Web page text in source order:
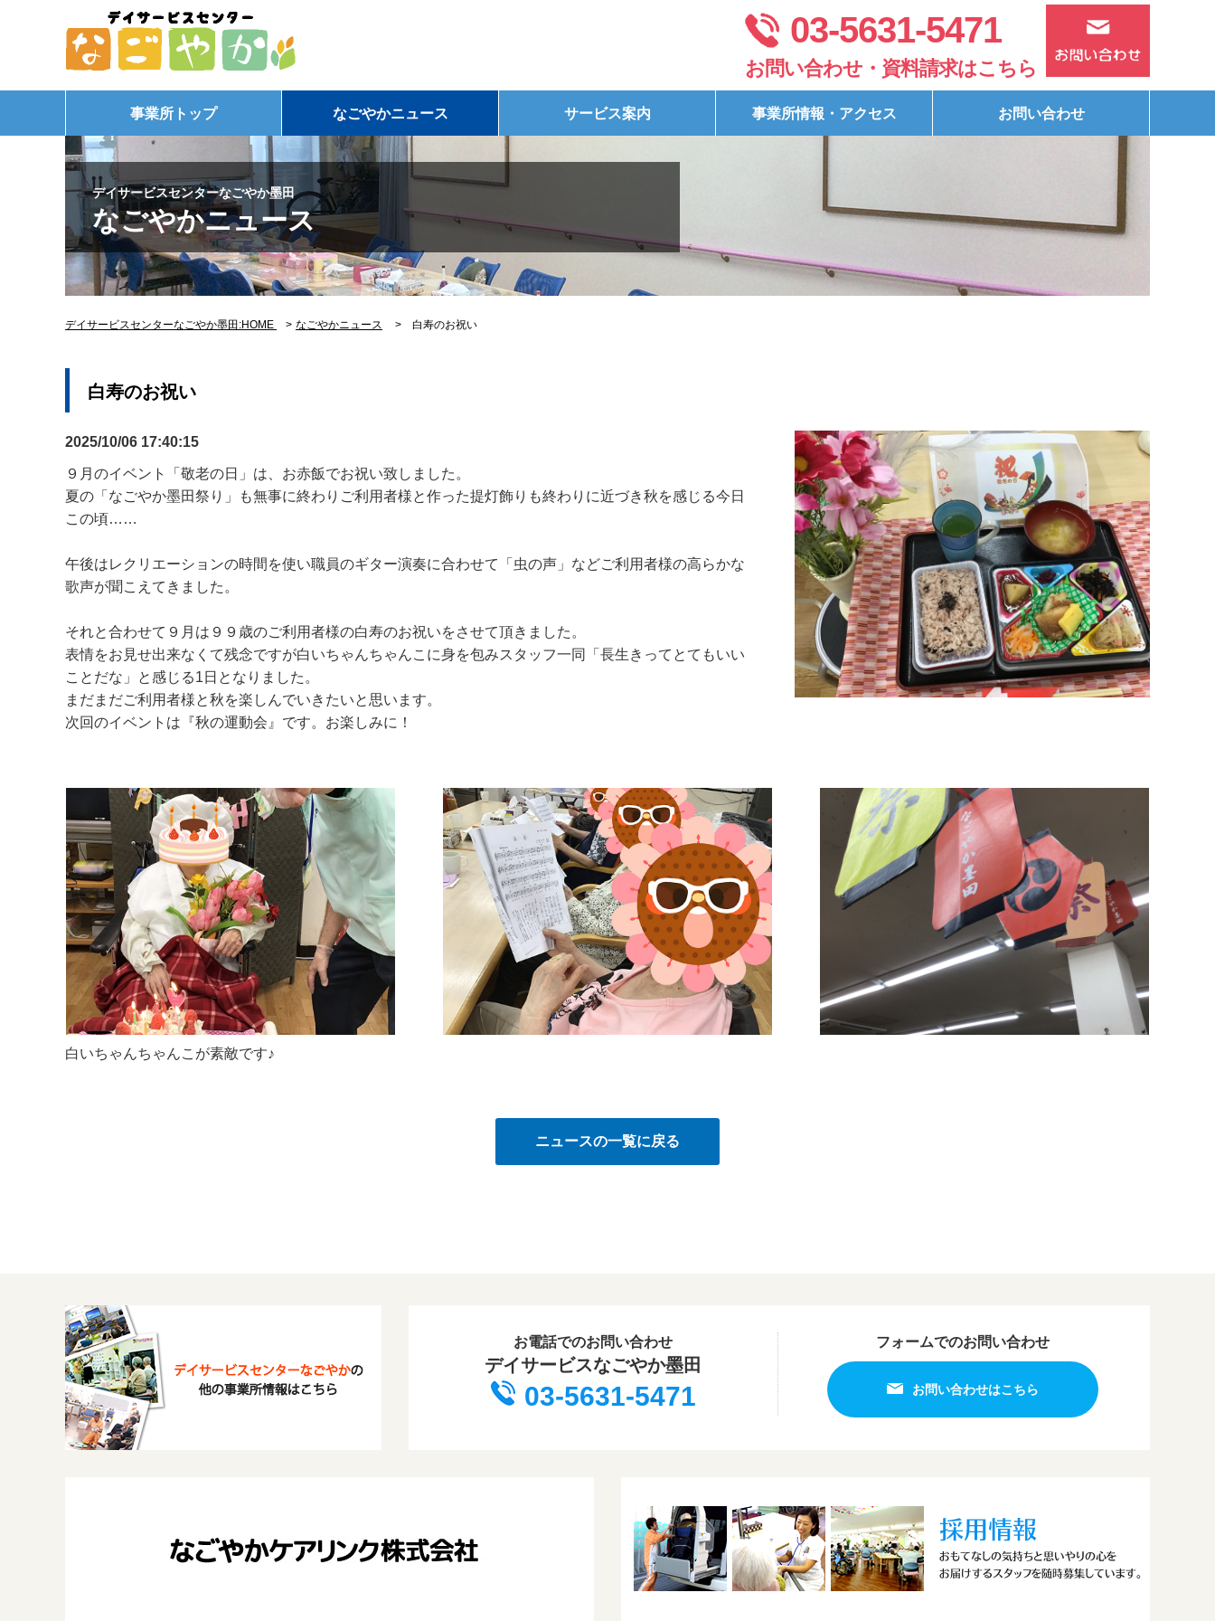
03-5631-5471
お問い合わせ・資料請求はこちら
事業所トップ なごやかニュース サービス案内 事業所情報・アクセス お問い合わせ
デイサービスセンターなごやか墨田
なごやかニュース
デイサービスセンターなごやか墨田:HOME > なごやかニュース 白寿のお祝い
白寿のお祝い
2025/10/06 17:40:15
９月のイベント「敬老の日」は、お赤飯でお祝い致しました。
夏の「なごやか墨田祭り」も無事に終わりご利用者様と作った提灯飾りも終わりに近づき秋を感じる今日
この頃……
午後はレクリエーションの時間を使い職員のギター演奏に合わせて「虫の声」などご利用者様の高らかな
歌声が聞こえてきました。
それと合わせて９月は９９歳のご利用者様の白寿のお祝いをさせて頂きました。
表情をお見せ出来なくて残念ですが白いちゃんちゃんこに身を包みスタッフ一同「長生きってとてもいい
ことだな」と感じる1日となりました。
まだまだご利用者様と秋を楽しんでいきたいと思います。
次回のイベントは『秋の運動会』です。お楽しみに！
白いちゃんちゃんこが素敵です♪
ニュースの一覧に戻る
お電話でのお問い合わせ
デイサービスなごやか墨田
03-5631-5471
フォームでのお問い合わせ
お問い合わせはこちら